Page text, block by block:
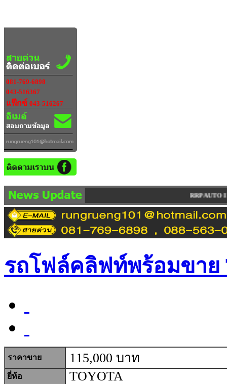
081-769-6898
043-516367
แฟ๊กซ์ 043-516267
RRP AUTO IMPORT LIMITED
รถโฟล์คลิฟท์พร้อมขาย
ราคาขาย 115,000 บาท
ยี่ห้อ TOYOTA